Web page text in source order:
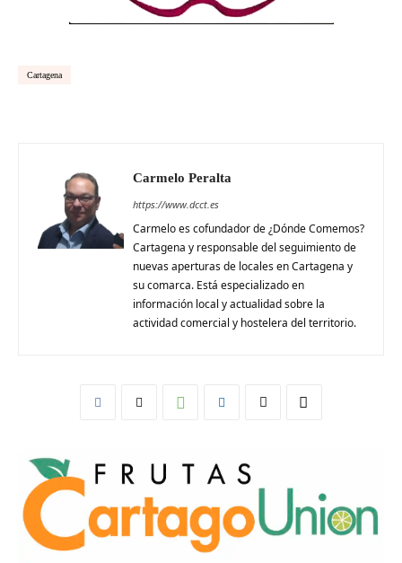
Cartagena
Carmelo Peralta
https://www.dcct.es
Carmelo es cofundador de ¿Dónde Comemos?
Cartagena y responsable del seguimiento de
nuevas aperturas de locales en Cartagena y
su comarca. Está especializado en
información local y actualidad sobre la
actividad comercial y hostelera del territorio.